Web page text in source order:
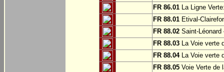
FR 86.01 La Ligne
FR 88.01 Etival-
FR 88.02 Saint-Léonard
FR 88.03 La Voie verte
FR 88.04La Voie verte
FR 88.05 Voie Verte de